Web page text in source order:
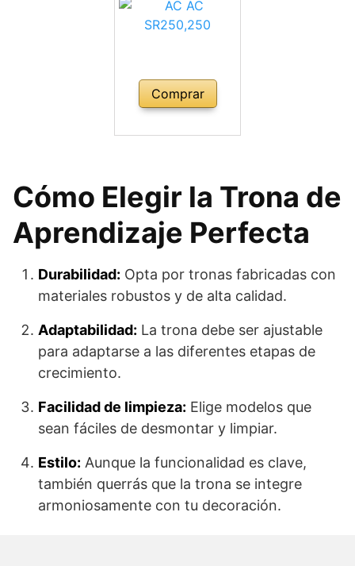
Comprar
Cómo Elegir la Trona de
Aprendizaje Perfecta
Durabilidad: Opta por tronas fabricadas con
materiales robustos y de alta calidad.
Adaptabilidad: La trona debe ser ajustable
para adaptarse a las diferentes etapas de
crecimiento.
Facilidad de limpieza: Elige modelos que
sean fáciles de desmontar y limpiar.
Estilo: Aunque la funcionalidad es clave,
también querrás que la trona se integre
armoniosamente con tu decoración.